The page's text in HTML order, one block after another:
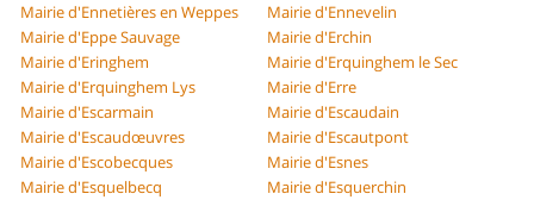
Mairie d'Ennetières en Weppes
Mairie d'Ennevelin
Mairie d'Eppe Sauvage
Mairie d'Erchin
Mairie d'Eringhem
Mairie d'Erquinghem le Sec
Mairie d'Erquinghem Lys
Mairie d'Erre
Mairie d'Escarmain
Mairie d'Escaudain
Mairie d'Escaudœuvres
Mairie d'Escautpont
Mairie d'Escobecques
Mairie d'Esnes
Mairie d'Esquelbecq
Mairie d'Esquerchin